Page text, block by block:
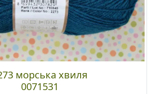
морська хвиля
0071531